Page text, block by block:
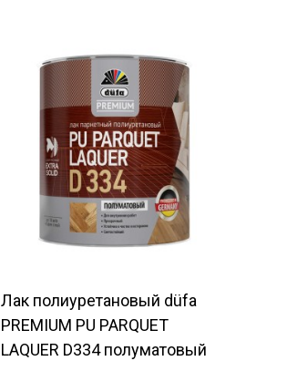
Лак полиуретановый düfa
PREMIUM PU PARQUET
LAQUER D334 полуматовый